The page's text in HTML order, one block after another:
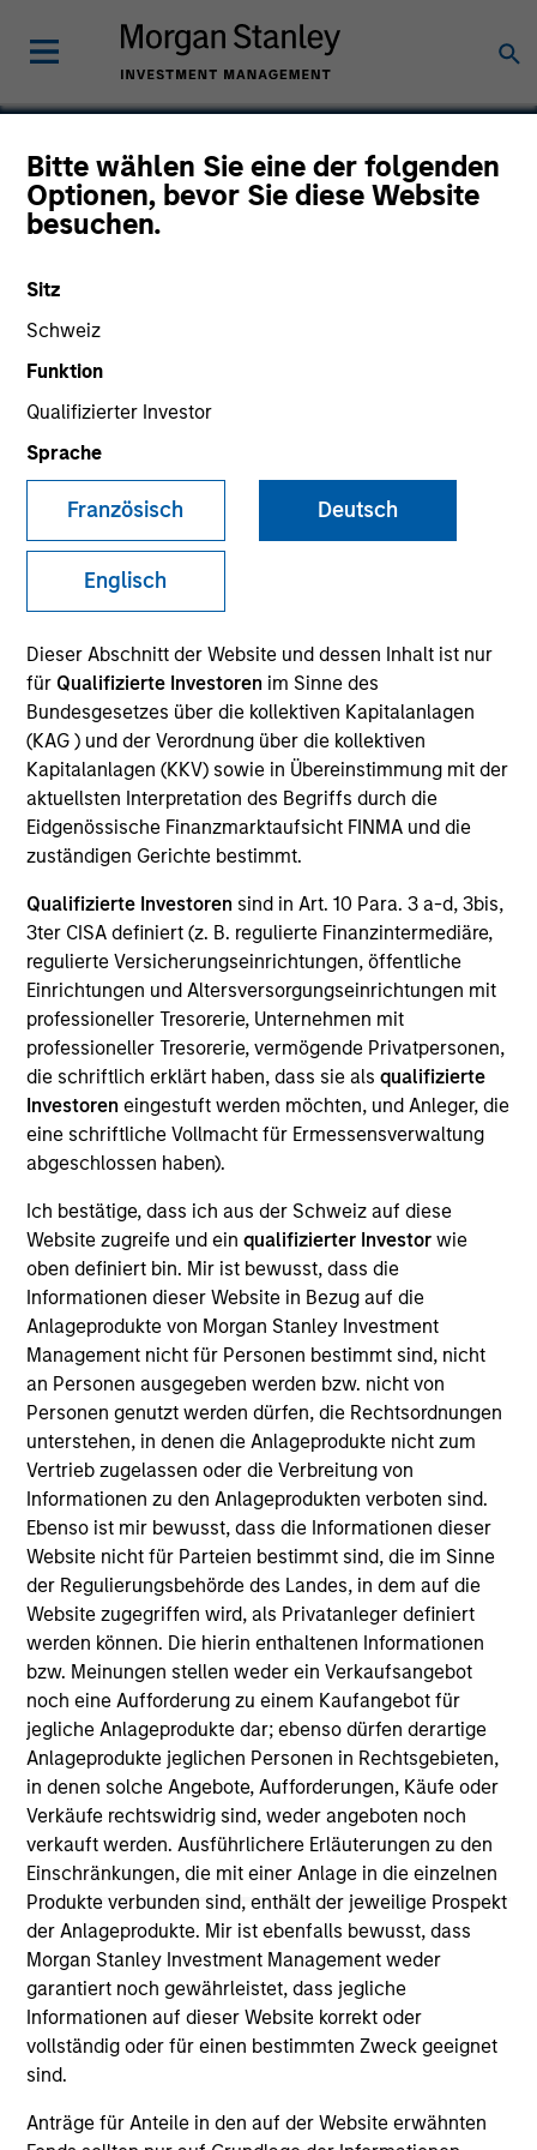
Bitte wählen Sie eine der folgenden
Optionen, bevor Sie diese Website
besuchen.
Sitz
Schweiz
Funktion
Qualifizierter Investor
Sprache
Französisch Deutsch
Englisch
Dieser Abschnitt der Website und dessen Inhalt ist nur
für Qualifizierte Investoren im Sinne des
Bundesgesetzes über die kollektiven Kapitalanlagen
(KAG ) und der Verordnung über die kollektiven
Kapitalanlagen (KKV) sowie in Übereinstimmung mit der
aktuellsten Interpretation des Begriffs durch die
Eidgenössische Finanzmarktaufsicht FINMA und die
zuständigen Gerichte bestimmt.
Qualifizierte Investoren sind in Art. 10 Para. 3 a-d, 3bis,
3ter CISA definiert (z. B. regulierte Finanzintermediäre,
regulierte Versicherungseinrichtungen, öffentliche
Einrichtungen und Altersversorgungseinrichtungen mit
professioneller Tresorerie, Unternehmen mit
professioneller Tresorerie, vermögende Privatpersonen,
die schriftlich erklärt haben, dass sie alsqualifizierte
Investoren eingestuft werden möchten, und Anleger, die
eine schriftliche Vollmacht für Ermessensverwaltung
abgeschlossen haben).
Ich bestätige, dass ich aus der Schweiz auf diese
Website zugreife und ein qualifizierter Investor wie
oben definiert bin. Mir ist bewusst, dass die
Informationen dieser Website in Bezug auf die
Anlageprodukte von Morgan Stanley Investment
Management nicht für Personen bestimmt sind, nicht
an Personen ausgegeben werden bzw. nicht von
Personen genutzt werden dürfen, die Rechtsordnungen
unterstehen, in denen die Anlageprodukte nicht zum
Vertrieb zugelassen oder die Verbreitung von
Informationen zu den Anlageprodukten verboten sind.
Ebenso ist mir bewusst, dass die Informationen dieser
Website nicht für Parteien bestimmt sind, die im Sinne
der Regulierungsbehörde des Landes, in dem auf die
Website zugegriffen wird, als Privatanleger definiert
werden können. Die hierin enthaltenen Informationen
bzw. Meinungen stellen weder ein Verkaufsangebot
noch eine Aufforderung zu einem Kaufangebot für
jegliche Anlageprodukte dar; ebenso dürfen derartige
Anlageprodukte jeglichen Personen in Rechtsgebieten,
in denen solche Angebote, Aufforderungen, Käufe oder
Verkäufe rechtswidrig sind, weder angeboten noch
verkauft werden. Ausführlichere Erläuterungen zu den
Einschränkungen, die mit einer Anlage in die einzelnen
Produkte verbunden sind, enthält der jeweilige Prospekt
der Anlageprodukte. Mir ist ebenfalls bewusst, dass
Morgan Stanley Investment Management weder
garantiert noch gewährleistet, dass jegliche
Informationen auf dieser Website korrekt oder
vollständig oder für einen bestimmten Zweck geeignet
sind.
Anträge für Anteile in den auf der Website erwähnten
Cloudian
B2B Data Management Software
COUNTRY
United States
Invested on
Jun 2024
Transaction Type
Credit
Cloudian is a cloud-based data management
provider focused on distributed object storage
systems. The Company’s products enable large
organizations to store massive amounts of
structured or unstructured data across deployments
and hybrid environments.
View Site
Investment Team
Morgan Stanley Expansion Capital
As of December 12, 2025. The above is provided for
informational and educational purposes only. There is no
guarantee that the investment mentioned resulted in
positive performance (for realized holdings), or will perform
well in the future (for current holdings). The trademarks and
service marks above are the property of their respective
owners. The information on this website has not been
authorized, sponsored, or otherwise approved by such
owners. By clicking on any links shown here, you agree that
you are navigating to a third party site. We are providing
these hyperlinks to you only as a convenience and the
inclusion of any hyperlink is not and does not imply any
endorsement, approval, investigation, verification or
monitoring by us of any information contained in any
hyperlinked site. In no event shall we be responsible for the
information contained on the site or your use of such site.